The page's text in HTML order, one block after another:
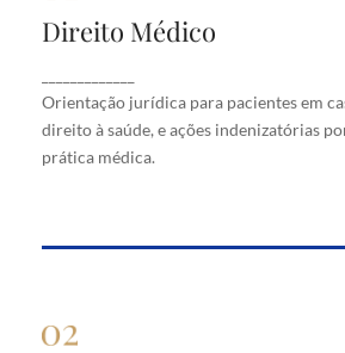
Direito Médico
Orientação jurídica para pacientes em
direito à saúde, e ações indenizatórias
prática médica.
Direito Médico
erro médico, direito à saúde, e ações
por negligência ou má prática